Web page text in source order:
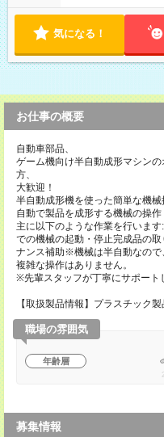
気になる！
お仕事の概要
自動車部品、
ゲーム機向け半自動成形マシン
方、
大歓迎！
半自動成形機を使った簡単な機械
自動で製品を成形する機械の操作
主に以下のような作業を行いま
での機械の起動・停止完成品の
ナンス補助※機械は半自動なので
複雑な操作はありません。
※先輩スタッフが丁寧にサポート
【取扱製品情報】プラスチック製
職場の雰囲気
年齢層
募集情報